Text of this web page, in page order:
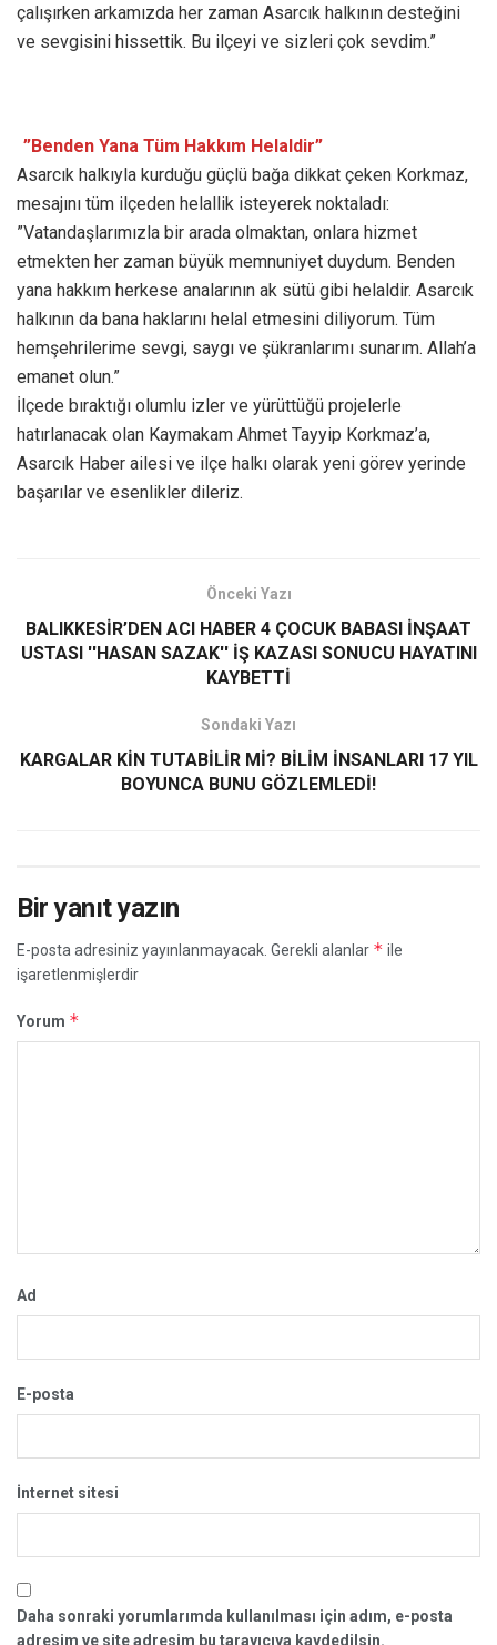
çalışırken arkamızda her zaman Asarcık halkının desteğini
ve sevgisini hissettik. Bu ilçeyi ve sizleri çok sevdim.”
​”Benden Yana Tüm Hakkım Helaldir”
​Asarcık halkıyla kurduğu güçlü bağa dikkat çeken Korkmaz,
mesajını tüm ilçeden helallik isteyerek noktaladı:
​”Vatandaşlarımızla bir arada olmaktan, onlara hizmet
etmekten her zaman büyük memnuniyet duydum. Benden
yana hakkım herkese analarının ak sütü gibi helaldir. Asarcık
halkının da bana haklarını helal etmesini diliyorum. Tüm
hemşehrilerime sevgi, saygı ve şükranlarımı sunarım. Allah’a
emanet olun.”
​İlçede bıraktığı olumlu izler ve yürüttüğü projelerle
hatırlanacak olan Kaymakam Ahmet Tayyip Korkmaz’a,
Asarcık Haber ailesi ve ilçe halkı olarak yeni görev yerinde
başarılar ve esenlikler dileriz.
Önceki Yazı
BALIKKESİR’DEN ACI HABER 4 ÇOCUK BABASI İNŞAAT
USTASI ''HASAN SAZAK'' İŞ KAZASI SONUCU HAYATINI
KAYBETTİ
Sondaki Yazı
KARGALAR KİN TUTABİLİR Mİ? BİLİM İNSANLARI 17 YIL
BOYUNCA BUNU GÖZLEMLEDİ!
Bir yanıt yazın
E-posta adresiniz yayınlanmayacak. Gerekli alanlar * ile
işaretlenmişlerdir
Yorum *
Ad
E-posta
İnternet sitesi
Daha sonraki yorumlarımda kullanılması için adım, e-posta
adresim ve site adresim bu tarayıcıya kaydedilsin.